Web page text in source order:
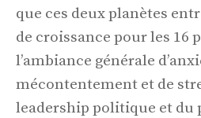
que ces deux planètes
de croissance pour les 16
l’ambiance générale
mécontentement et de
leadership politique et du